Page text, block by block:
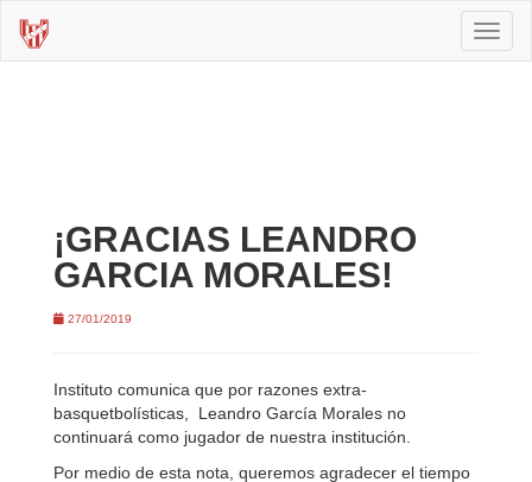
¡GRACIAS LEANDRO
GARCIA MORALES!
27/01/2019
Instituto comunica que por razones extra-
basquetbolísticas, Leandro García Morales no
continuará como jugador de nuestra institución.
Por medio de esta nota, queremos agradecer el tiempo